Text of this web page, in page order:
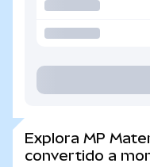
Explora MP
convertido a